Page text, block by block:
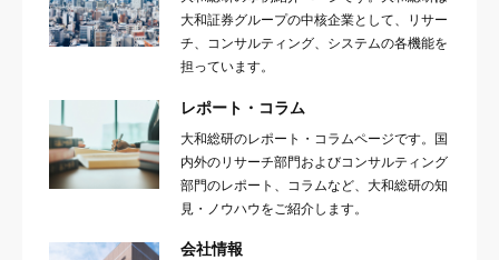
大和証券グループの中核企業として、リサー
チ、コンサルティング、システムの各機能を
担っています。
レポート・コラム
大和総研のレポート・コラムページです。国
内外のリサーチ部門およびコンサルティング
部門のレポート、コラムなど、大和総研の知
見・ノウハウをご紹介します。
会社情報